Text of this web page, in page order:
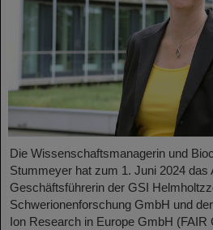
Die Wissenschaftsmanagerin und
Stummeyer hat zum 1. Juni 2024 das
Geschäftsführerin der GSI
Schwerionenforschung GmbH und
Ion Research in Europe GmbH